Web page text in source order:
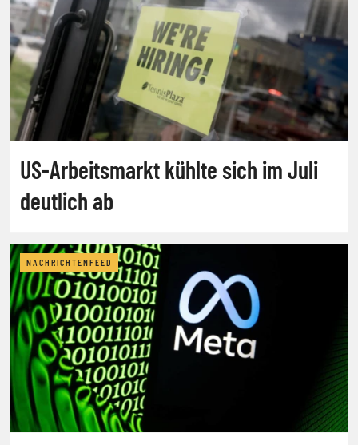
US-Arbeitsmarkt kühlte sich im Juli
deutlich ab
NACHRICHTENFEED